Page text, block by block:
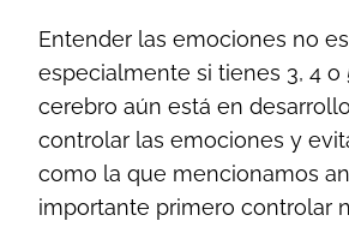
Entender las emociones no
especialmente si tienes 3, 4 o
cerebro aún está en
controlar las emociones y
como la que mencionamos
importante primero controlar